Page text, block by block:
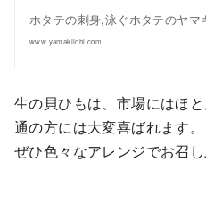
ホタテの刺身,泳ぐホタテのヤマ
www.yamakiichi.com
生の貝ひもは、市場にはほ
通の方には大変喜ばれます。
ぜひ色々なアレンジでお召し